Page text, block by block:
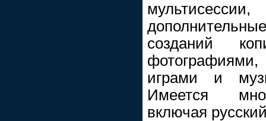
созданий
играми и
Имеется
включая